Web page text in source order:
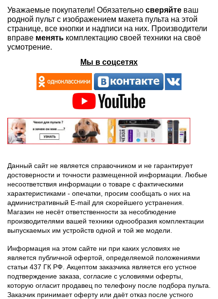
Уважаемые покупатели! Обязательно сверяйте ваш
родной пульт с изображением макета пульта на этой
странице, все кнопки и надписи на них. Производители
вправе менять комплектацию своей техники на своё
усмотрение.
Мы в соцсетях
Данный сайт не является справочником и не гарантирует
достоверности и точности размещенной информации. Любые
несоответствия информации о товаре с фактическими
характеристиками - опечатки, просим сообщать о них на
административный E-mail для скорейшего устранения.
Магазин не несёт ответственности за несоблюдение
производителями вашей техники однообразия комплектации
выпускаемых им устройств одной и той же модели.
Информация на этом сайте ни при каких условиях не
является публичной офертой, определяемой положениями
статьи 437 ГК РФ. Акцептом заказчика является его устное
подтверждение заказа, согласие с условиями оферты,
которую огласит продавец по телефону после подбора пульта.
Заказчик принимает оферту или даёт отказ после устного